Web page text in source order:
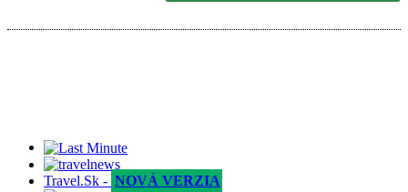
Travel.Sk - NOVÁ VERZIA